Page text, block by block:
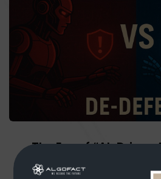
The Era of “AI-
Driven Defense” in